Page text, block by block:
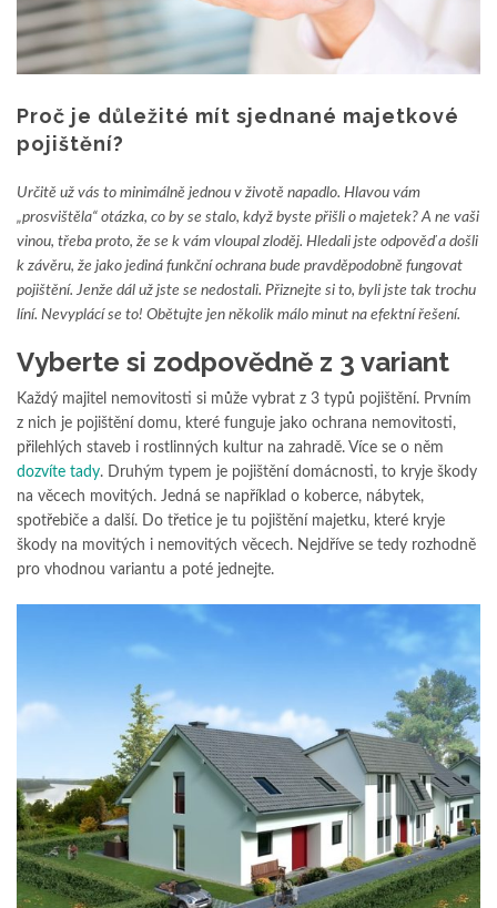
Proč je důležité mít sjednané majetkové
pojištění?
Určitě už vás to minimálně jednou v životě napadlo. Hlavou vám
„prosvištěla“ otázka, co by se stalo, když byste přišli o majetek? A ne vaši
vinou, třeba proto, že se k vám vloupal zloděj. Hledali jste odpověď a došli
k závěru, že jako jediná funkční ochrana bude pravděpodobně fungovat
pojištění. Jenže dál už jste se nedostali. Přiznejte si to, byli jste tak trochu
líní. Nevyplácí se to! Obětujte jen několik málo minut na efektní řešení.
Vyberte si zodpovědně z 3 variant
Každý majitel nemovitosti si může vybrat z 3 typů pojištění. Prvním
z nich je pojištění domu, které funguje jako ochrana nemovitosti,
přilehlých staveb i rostlinných kultur na zahradě. Více se o něm
dozvíte tady. Druhým typem je pojištění domácnosti, to kryje škody
na věcech movitých. Jedná se například o koberce, nábytek,
spotřebiče a další. Do třetice je tu pojištění majetku, které kryje
škody na movitých i nemovitých věcech. Nejdříve se tedy rozhodně
pro vhodnou variantu a poté jednejte.